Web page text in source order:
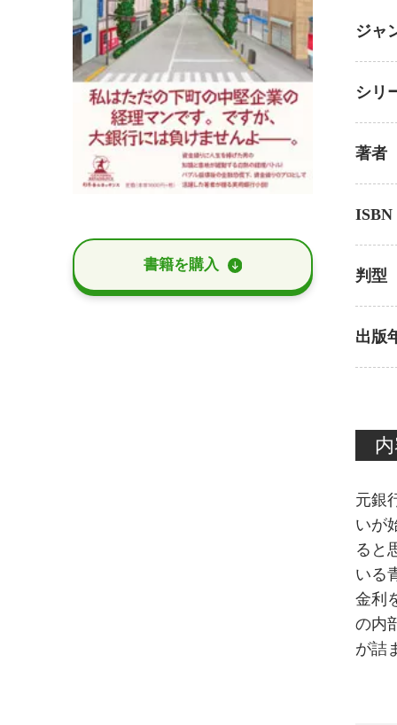
書籍を購⼊
ジャ
シリ
著者
ISBN
判型
出版
元銀
いが
ると
いる
金利
の内
が詰